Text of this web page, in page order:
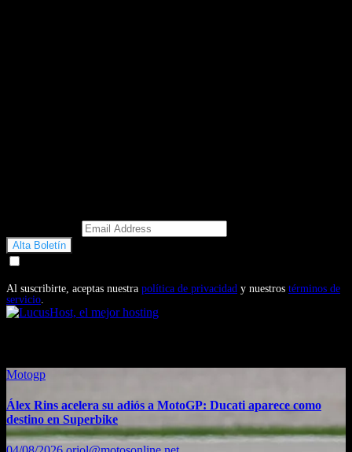
Al suscribirte, aceptas nuestra política de privacidad y nuestros términos de
servicio.
Motogp
Álex Rins acelera su adiós a MotoGP: Ducati aparece como
destino en Superbike